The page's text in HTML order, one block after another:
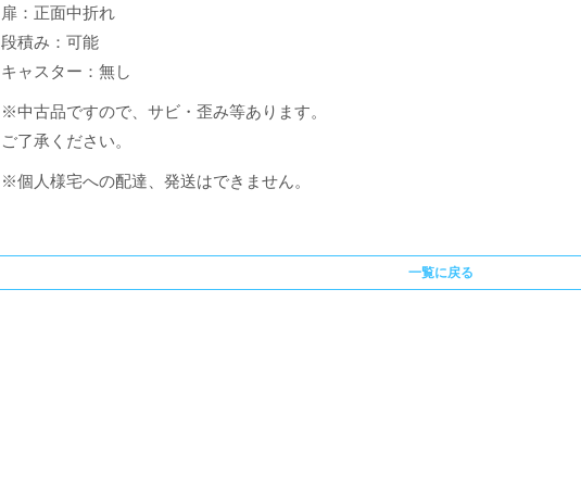
扉：正面中折れ
段積み：可能
キャスター：無し
※中古品ですので、サビ・歪み等あります。
ご了承ください。
※個人様宅への配達、発送はできません。
一覧に戻る